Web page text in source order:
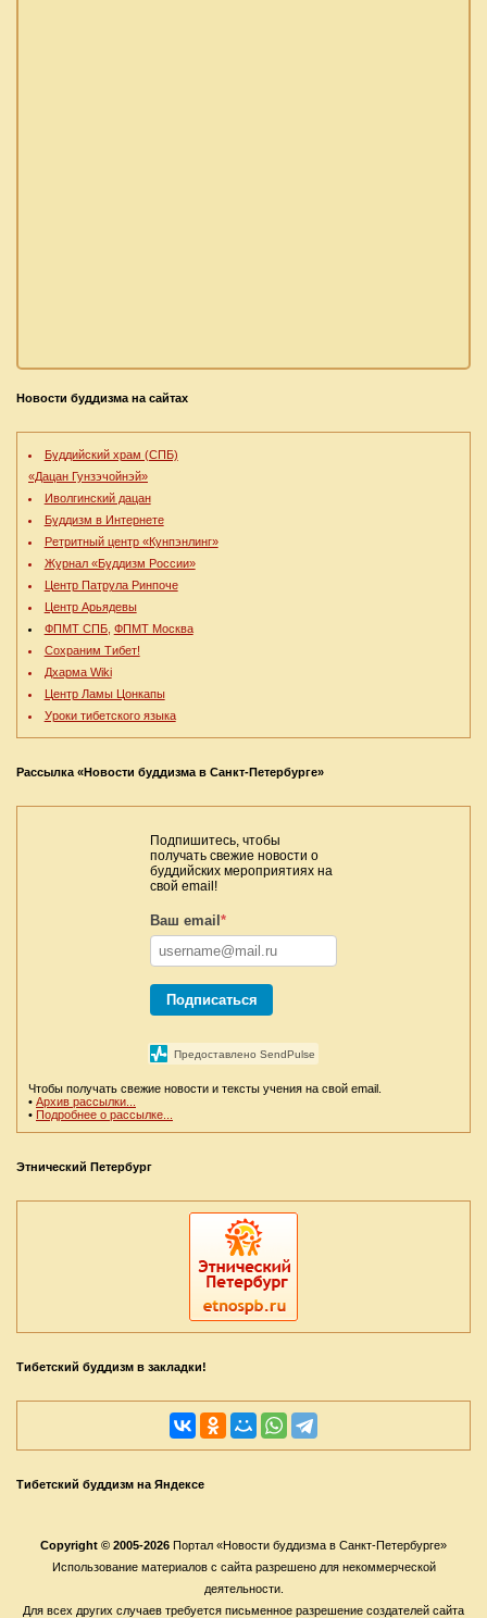
Новости буддизма на сайтах
Буддийский храм (СПБ)
«Дацан Гунзэчойнэй»
Иволгинский дацан
Буддизм в Интернете
Ретритный центр «Кунпэнлинг»
Журнал «Буддизм России»
Центр Патрула Ринпоче
Центр Арьядевы
ФПМТ СПБ, ФПМТ Москва
Сохраним Тибет!
Дхарма Wiki
Центр Ламы Цонкапы
Уроки тибетского языка
Рассылка «Новости буддизма в Санкт-Петербурге»
Подпишитесь, чтобы
получать свежие новости о
буддийских мероприятиях на
свой email!
Ваш email *
Подписаться
Предоставлено SendPulse
Чтобы получать свежие новости и тексты учения на свой email.
• Архив рассылки...
• Подробнее о рассылке...
Этнический Петербург
Тибетский буддизм в закладки!
Тибетский буддизм на Яндексе
Copyright © 2005-2026 Портал «Новости буддизма в Санкт-Петербурге»
Использование материалов с сайта разрешено для некоммерческой
деятельности.
Для всех других случаев требуется письменное разрешение создателей сайта